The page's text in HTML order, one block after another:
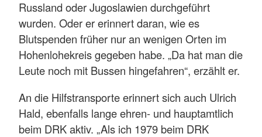
Russland oder Jugoslawien durchgeführt
wurden. Oder er erinnert daran, wie es
Blutspenden früher nur an wenigen Orten im
Hohenlohekreis gegeben habe. „Da hat man die
Leute noch mit Bussen hingefahren“, erzählt er.
An die Hilfstransporte erinnert sich auch Ulrich
Hald, ebenfalls lange ehren- und hauptamtlich
beim DRK aktiv. „Als ich 1979 beim DRK